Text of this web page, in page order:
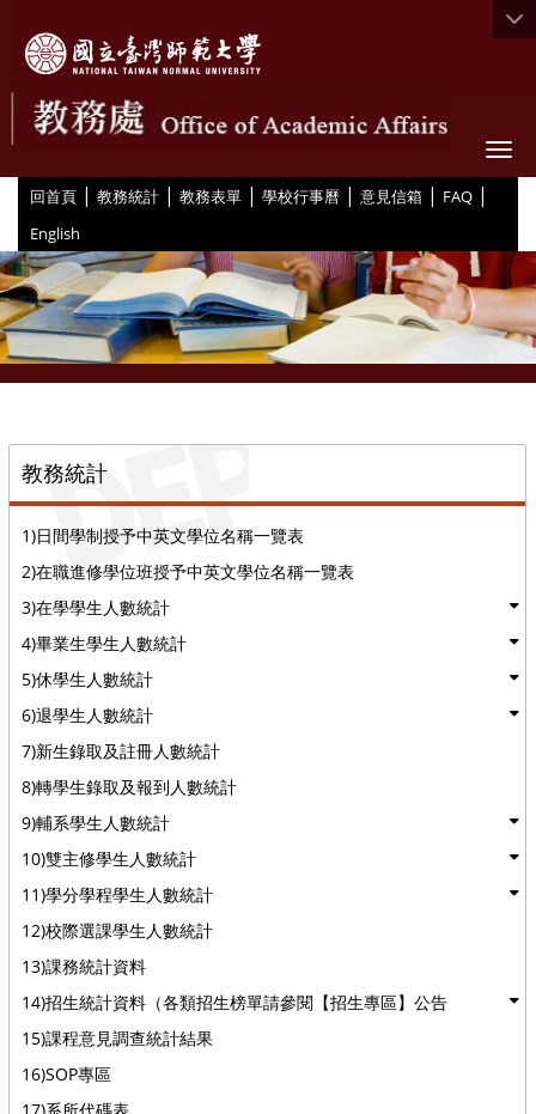
回首頁 | 教務統計 | 教務表單 | 學校行事曆 | 意見信箱 | FAQ |
English
教務統計
1)日間學制授予中英文學位名稱一覽表
2)在職進修學位班授予中英文學位名稱一覽表
3)在學學生人數統計
4)畢業生學生人數統計
5)休學生人數統計
6)退學生人數統計
7)新生錄取及註冊人數統計
8)轉學生錄取及報到人數統計
9)輔系學生人數統計
10)雙主修學生人數統計
11)學分學程學生人數統計
12)校際選課學生人數統計
13)課務統計資料
14)招生統計資料（各類招生榜單請參閱【招生專區】公告
15)課程意見調查統計結果
16)SOP專區
17)系所代碼表